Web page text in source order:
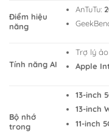
Điểm hiệu
năng
AnTuTu:
Tính năng AI
Trợ lý ảo
Apple
Bộ nhớ
trong
13-inch
13-inch
11-inch